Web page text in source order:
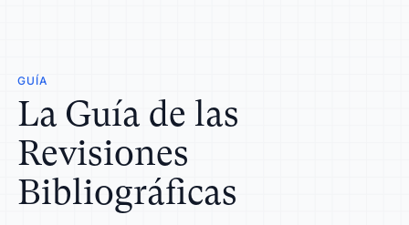
GUÍA
La Guía de las
Revisiones
Bibliográficas